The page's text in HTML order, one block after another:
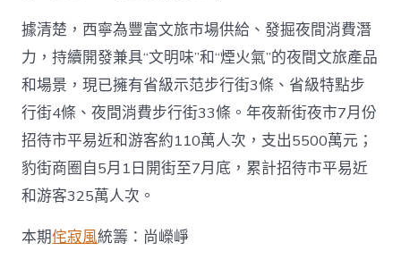
據清楚，西寧為豐富文旅市場供給、發掘夜間消費潛
力，持續開發兼具“文明味”和“煙火氣”的夜間文旅產品
和場景，現已擁有省級示范步行街3條、省級特點步
行街4條、夜間消費步行街33條。年夜新街夜市7月份
招待市平易近和游客約110萬人次，支出5500萬元；
豹街商圈自5月1日開街至7月底，累計招待市平易近
和游客325萬人次。
本期侘寂風統籌：尚嶸崢